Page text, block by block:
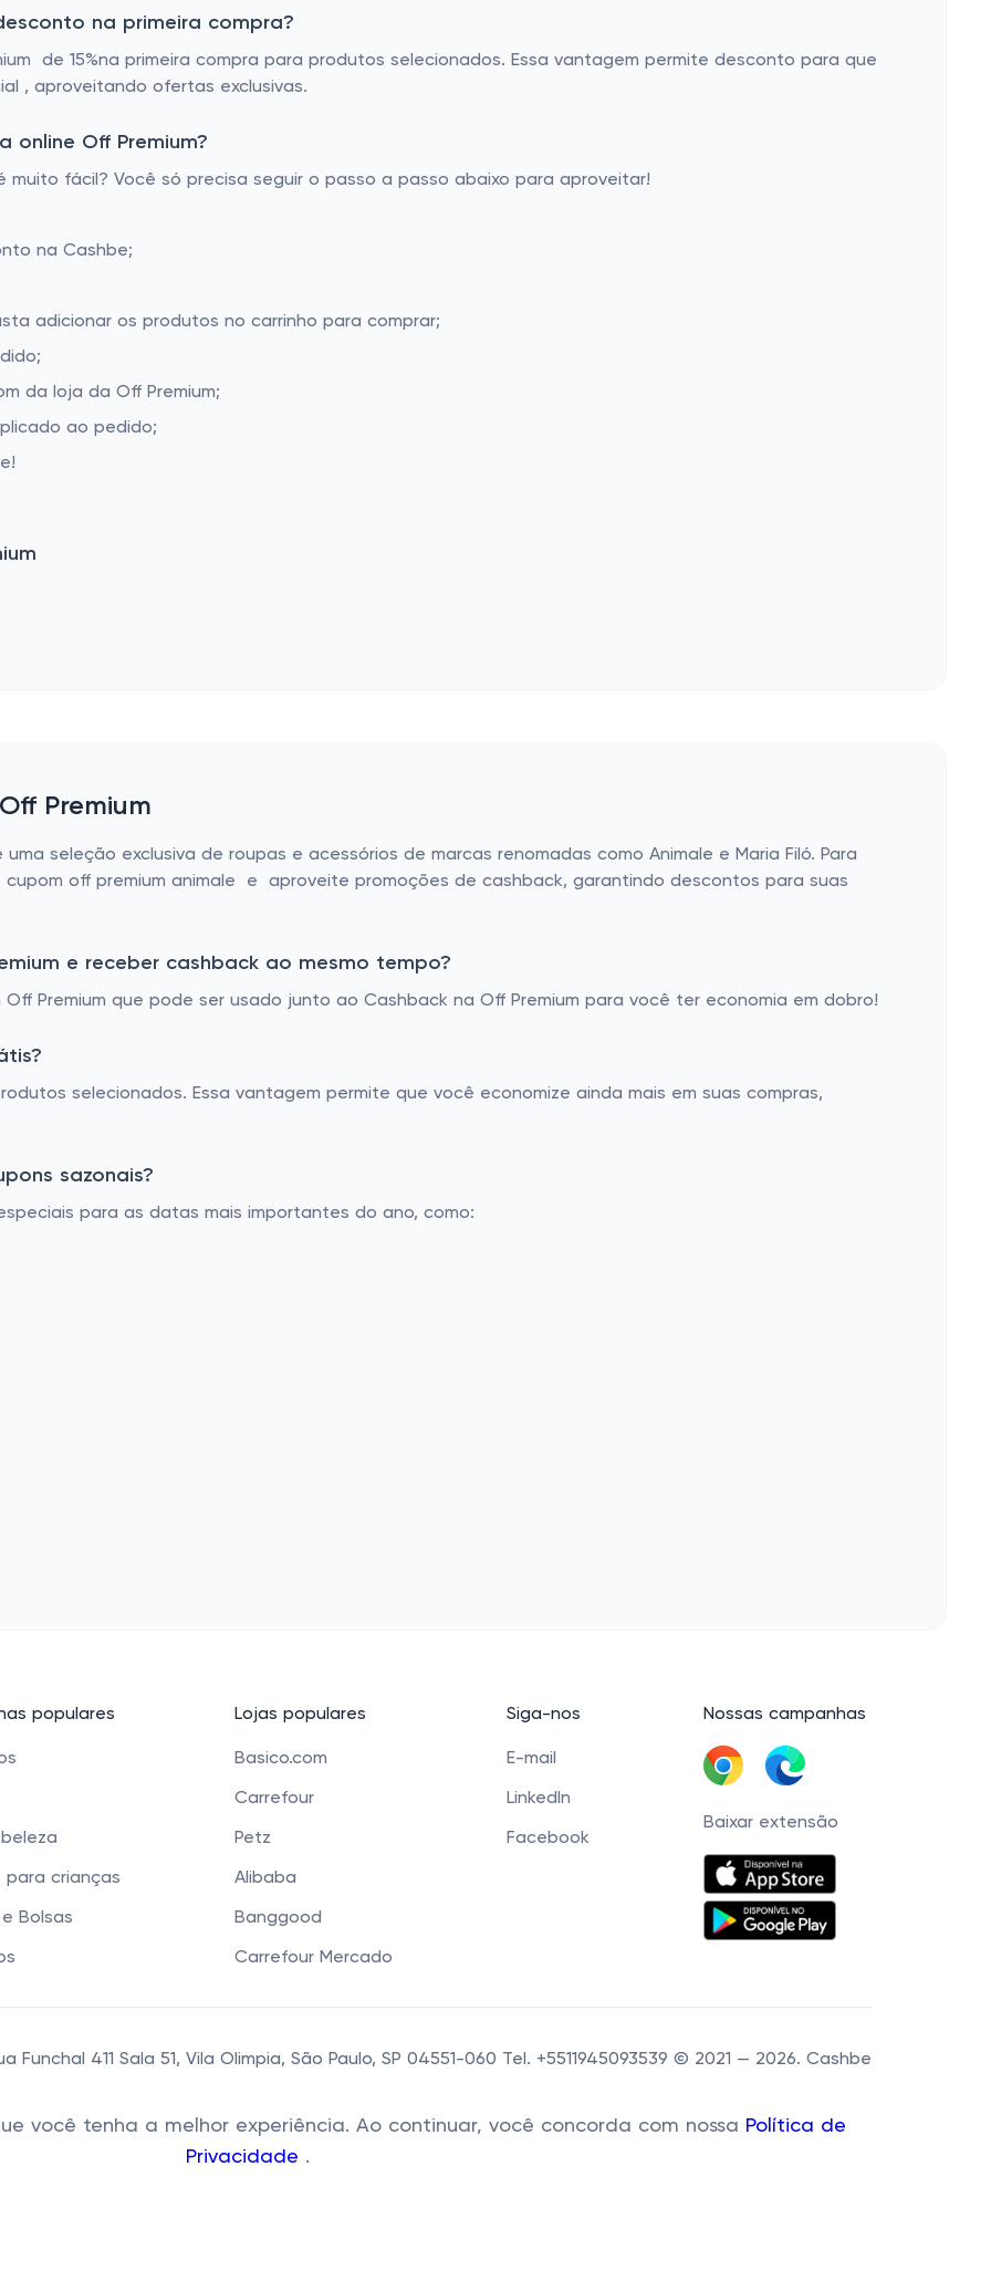
na primeira compra?
de 15%na primeira compra para produtos selecionados. Essa vantagem permite desconto para que
, aproveitando ofertas exclusivas.
online Off Premium?
muito fácil? Você só precisa seguir o passo a passo abaixo para aproveitar!
na Cashbe;
adicionar os produtos no carrinho para comprar;
da loja da Off Premium;
ao pedido;
Premium
seleção exclusiva de roupas e acessórios de marcas renomadas como Animale e Maria Filó. Para
cupom off premium animale e aproveite promoções de cashback, garantindo descontos para suas
e receber cashback ao mesmo tempo?
Premium que pode ser usado junto ao Cashback na Off Premium para você ter economia em dobro!
selecionados. Essa vantagem permite que você economize ainda mais em suas compras,
sazonais?
para as datas mais importantes do ano, como:
populares
para crianças
Bolsas
Lojas populares
Basico.com
Carrefour
Petz
Alibaba
Banggood
Carrefour Mercado
Siga-nos
E-mail
LinkedIn
Facebook
Nossas campanhas
Baixar extensão
Funchal 411 Sala 51, Vila Olimpia, São Paulo, SP 04551-060 Tel. +5511945093539 © 2021 — 2026. Cashbe
você tenha a melhor experiência. Ao continuar, você concorda com nossa Política de
Privacidade .